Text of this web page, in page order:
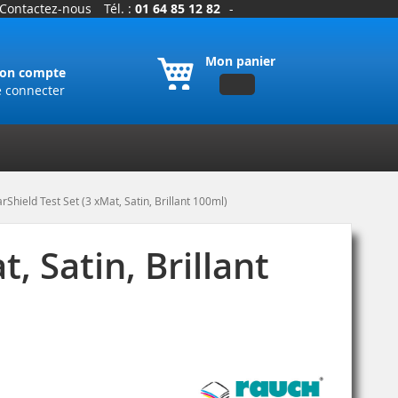
Contactez-nous Tél. : 01 64 85 12 82 -
Mon panier
compte
connecter
Test Set (3 xMat, Satin, Brillant 100ml)
Satin, Brillant